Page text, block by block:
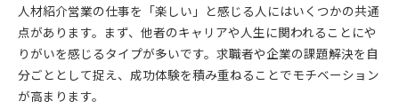
人材紹介営業の仕事を「楽しい」と感じる人にはいくつかの共通
点があります。まず、他者のキャリアや人生に関われることにや
りがいを感じるタイプが多いです。求職者や企業の課題解決を自
分ごととして捉え、成功体験を積み重ねることでモチベーション
が高まります。